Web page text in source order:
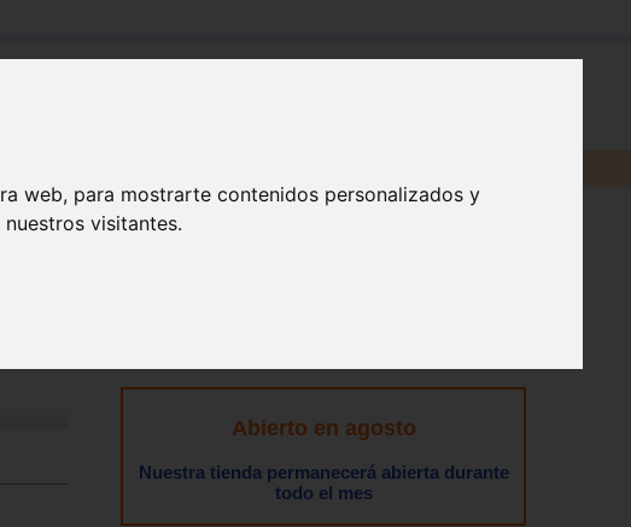
web, para mostrarte contenidos personalizados y
visitantes.
Abierto en agosto
Nuestra tienda permanecerá abierta durante
todo el mes